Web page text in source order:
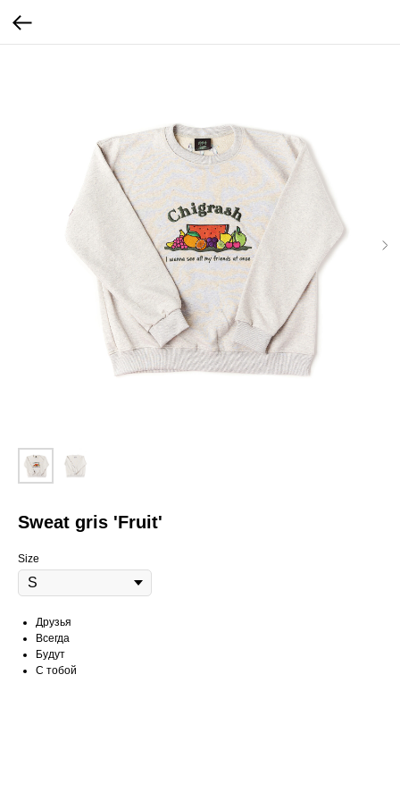
Sweat gris 'Fruit'
Size
Друзья
Всегда
Будут
С тобой